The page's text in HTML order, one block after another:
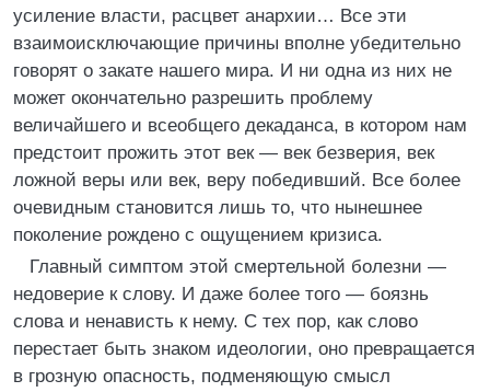
усиление власти, расцвет анархии… Все эти
взаимоисключающие причины вполне убедительно
говорят о закате нашего мира. И ни одна из них не
может окончательно разрешить проблему
величайшего и всеобщего декаданса, в котором нам
предстоит прожить этот век — век безверия, век
ложной веры или век, веру победивший. Все более
очевидным становится лишь то, что нынешнее
поколение рождено с ощущением кризиса.
Главный симптом этой смертельной болезни —
недоверие к слову. И даже более того — боязнь
слова и ненависть к нему. С тех пор, как слово
перестает быть знаком идеологии, оно превращается
в грозную опасность, подменяющую смысл